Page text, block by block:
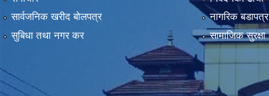
सार्वजनिक खरीद बोलपत्र
सुबिधा तथा नगर कर
नागरिक बडापत्र
सामाजिक सुरक्षा